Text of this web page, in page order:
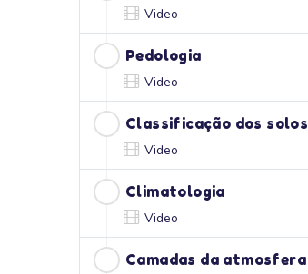
Video
Pedologia
Video
Classificação dos solos
Video
Climatologia
Video
Camadas da atmosfera